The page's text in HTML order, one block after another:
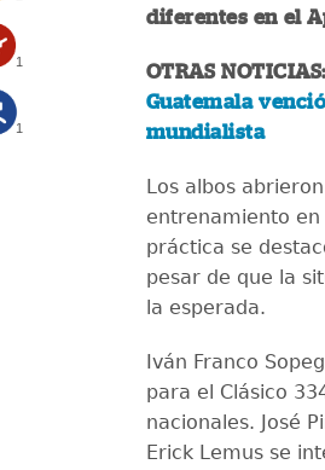
1
1
diferentes en el
OTRAS
Guatemala
mundialista
Los albos
entrenamiento en
práctica se
pesar de que la
la esperada.
Iván Franco
para el Clásico
nacionales. José
Erick Lemus se